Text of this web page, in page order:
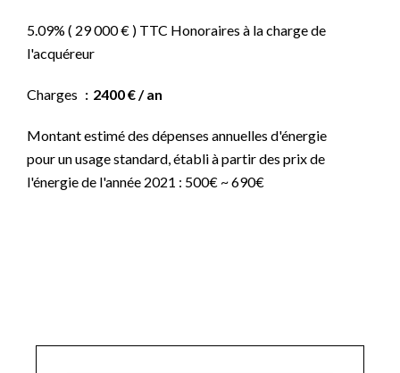
5.09% ( 29 000 € ) TTC Honoraires à la charge de
l'acquéreur
Charges 2400 € / an
Montant estimé des dépenses annuelles d'énergie
pour un usage standard, établi à partir des prix de
l'énergie de l'année 2021 : 500€ ~ 690€